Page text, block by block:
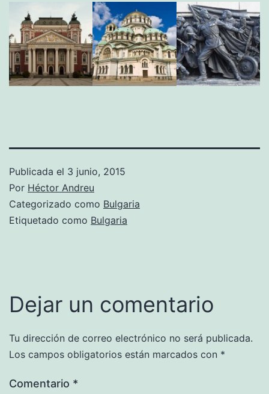
Publicada el 3 junio, 2015
Por Héctor Andreu
Categorizado como Bulgaria
Etiquetado como Bulgaria
Dejar un comentario
Tu dirección de correo electrónico no será publicada.
Los campos obligatorios están marcados con *
Comentario *